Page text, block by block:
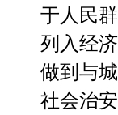
于人 民
列入经
做到与
社会治